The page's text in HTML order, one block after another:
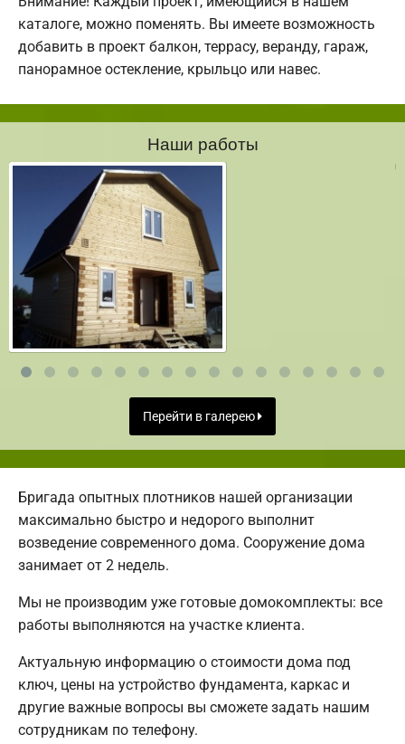
каталоге, можно поменять. Вы имеете возможность
добавить в проект балкон, террасу, веранду, гараж,
панорамное остекление, крыльцо или навес.
Наши работы
Перейти в галерею
Бригада опытных плотников нашей организации
максимально быстро и недорого выполнит
возведение современного дома. Сооружение дома
занимает от 2 недель.
Мы не производим уже готовые домокомплекты: все
работы выполняются на участке клиента.
Актуальную информацию о стоимости дома под
ключ, цены на устройство фундамента, каркас и
другие важные вопросы вы сможете задать нашим
сотрудникам по телефону.